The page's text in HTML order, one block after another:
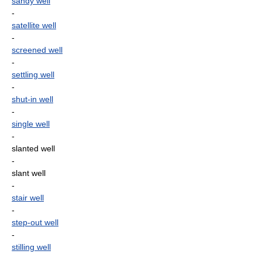
-
satellite well
-
screened well
-
settling well
-
shut-in well
-
single well
-
slanted well
-
slant well
-
stair well
-
step-out well
-
stilling well